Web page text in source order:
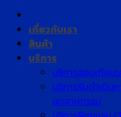
เกี่ยวกับเรา
สินค้า
บริการ
บริการสอบเทียบ
บริการรับดำเนิน
อุตสาหกรรม